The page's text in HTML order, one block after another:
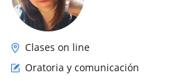
Clases on line
Oratoria y comunicación